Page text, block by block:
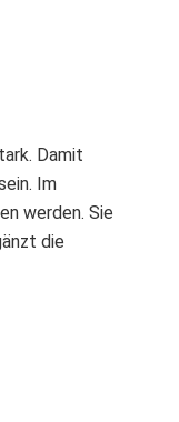
Damit
Im
werden. Sie
die